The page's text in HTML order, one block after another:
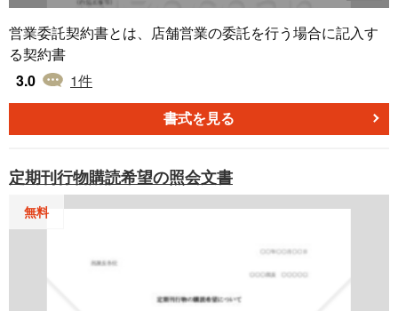
営業委託契約書とは、店舗営業の委託を行う場合に記入す
る契約書
3.0
1件
書式を見る
定期刊行物購読希望の照会文書
無料